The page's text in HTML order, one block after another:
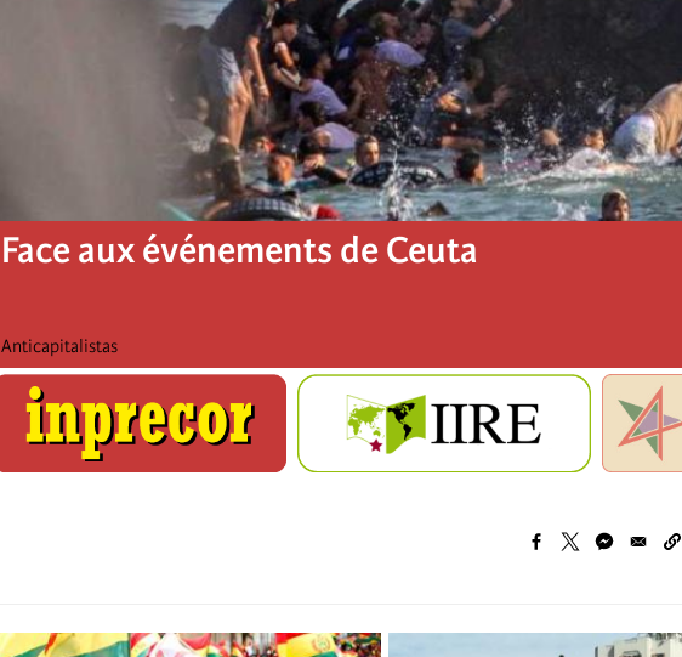
Face aux événements de Ceuta
Anticapitalistas